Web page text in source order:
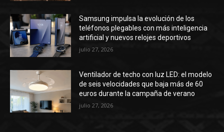
Samsung impulsa la evolución de los
teléfonos plegables con más inteligencia
artificial y nuevos relojes deportivos
julio 27, 2026
Ventilador de techo con luz LED: el modelo
de seis velocidades que baja más de 60
euros durante la campaña de verano
julio 27, 2026